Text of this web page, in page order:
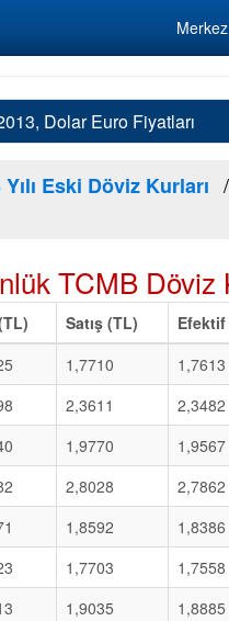
Dolar Euro Fiyatları
Eski Döviz Kurları
TCMB Döviz
Satış (TL) Efektif
1,7710 1,7613
2,3611 2,3482
1,9770 1,9567
2,8028 2,7862
1,8592 1,8386
1,7703 1,7558
1,9035 1,8885